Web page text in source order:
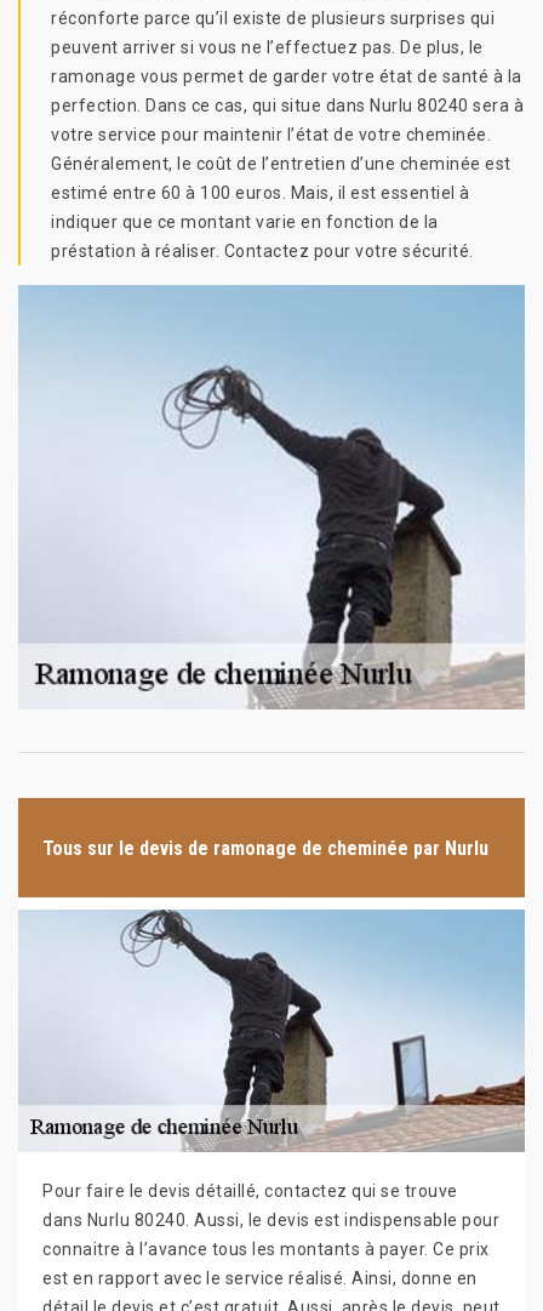
réconforte parce qu’il existe de plusieurs surprises qui
peuvent arriver si vous ne l’effectuez pas. De plus, le
ramonage vous permet de garder votre état de santé à la
perfection. Dans ce cas, qui situe dans Nurlu 80240 sera à
votre service pour maintenir l’état de votre cheminée.
Généralement, le coût de l’entretien d’une cheminée est
estimé entre 60 à 100 euros. Mais, il est essentiel à
indiquer que ce montant varie en fonction de la
préstation à réaliser. Contactez pour votre sécurité.
Tous sur le devis de ramonage de cheminée par Nurlu
Pour faire le devis détaillé, contactez qui se trouve
dans Nurlu 80240. Aussi, le devis est indispensable pour
connaitre à l’avance tous les montants à payer. Ce prix
est en rapport avec le service réalisé. Ainsi, donne en